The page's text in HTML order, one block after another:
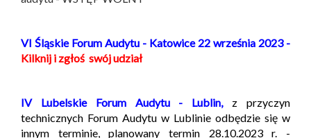
VI Śląskie Forum Audytu - Katowice 22 września 2023 -
Kilknij i zgłoś swój udział
IV Lubelskie Forum Audytu - Lublin,
z przyczyn
technicznych Forum Audytu w Lublinie odbędzie się w
innym terminie, planowany termin 28.10.2023 r. -